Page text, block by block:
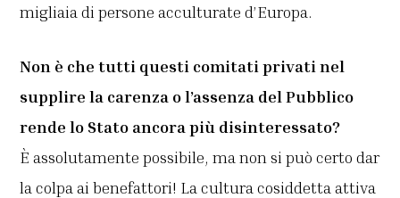
migliaia di persone acculturate d’Europa.
Non è che tutti questi comitati privati nel
supplire la carenza o l’assenza del Pubblico
rende lo Stato ancora più disinteressato?
È assolutamente possibile, ma non si può certo dar
la colpa ai benefattori! La cultura cosiddetta attiva